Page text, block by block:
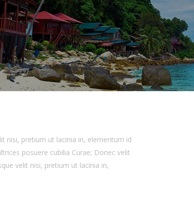
nisi, pretium ut lacinia in, elementum id
posuere cubilia Curae; Donec velit
velit nisi, pretium ut lacinia in,